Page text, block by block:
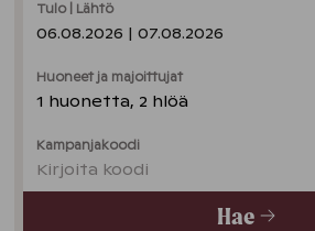
Huoneet ja majoittujat
1 huonetta, 2 hlöä
Tulo | Lähtö
06.08.2026 | 07.08.2026
Kampanjakoodi
Kirjoita koodi
Hae